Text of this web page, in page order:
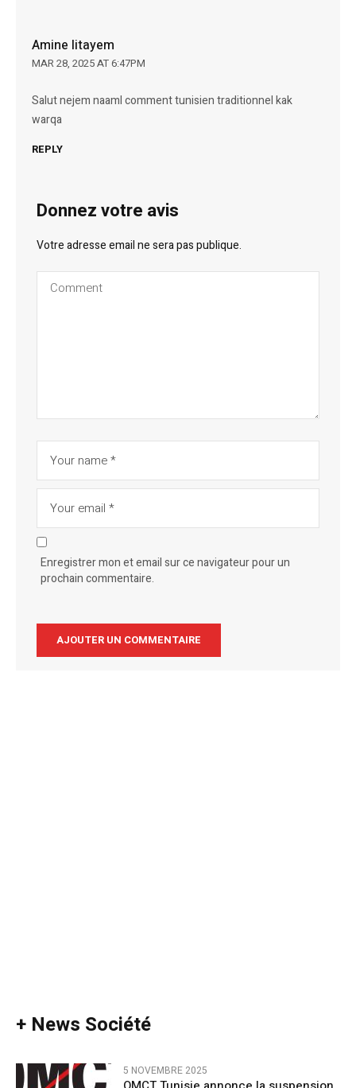
Amine litayem
MAR 28, 2025 AT 6:47PM
Salut nejem naaml comment tunisien traditionnel kak
warqa
REPLY
Donnez votre avis
Votre adresse email ne sera pas publique.
Enregistrer mon et email sur ce navigateur pour un
prochain commentaire.
+ News Société
5 NOVEMBRE 2025